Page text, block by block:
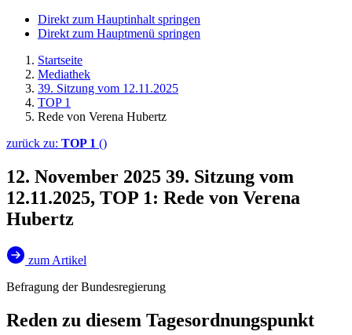
Direkt zum Hauptinhalt springen
Direkt zum Hauptmenü springen
Startseite
Mediathek
39. Sitzung vom 12.11.2025
TOP 1
Rede von Verena Hubertz
zurück zu: TOP 1 ()
12. November 2025 39. Sitzung vom
12.11.2025, TOP 1: Rede von Verena
Hubertz
zum Artikel
Befragung der Bundesregierung
Reden zu diesem Tagesordnungspunkt